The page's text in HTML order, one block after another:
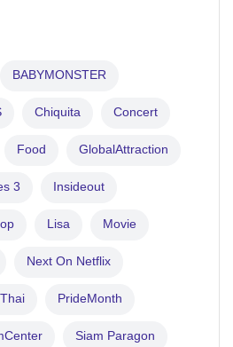
BABYMONSTER
Chiquita Concert
Food GlobalAttraction
3 Insideout
Lisa Movie
Next On Netflix
PrideMonth
Siam Paragon